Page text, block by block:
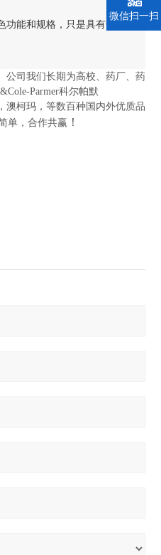
功能和规格，只是具有全新和改
公司我们长期为高校、药厂、药
Parmer科尔帕默
澳柯玛，等数百种国内外优质品
单，合作共赢 ！
微信扫一扫